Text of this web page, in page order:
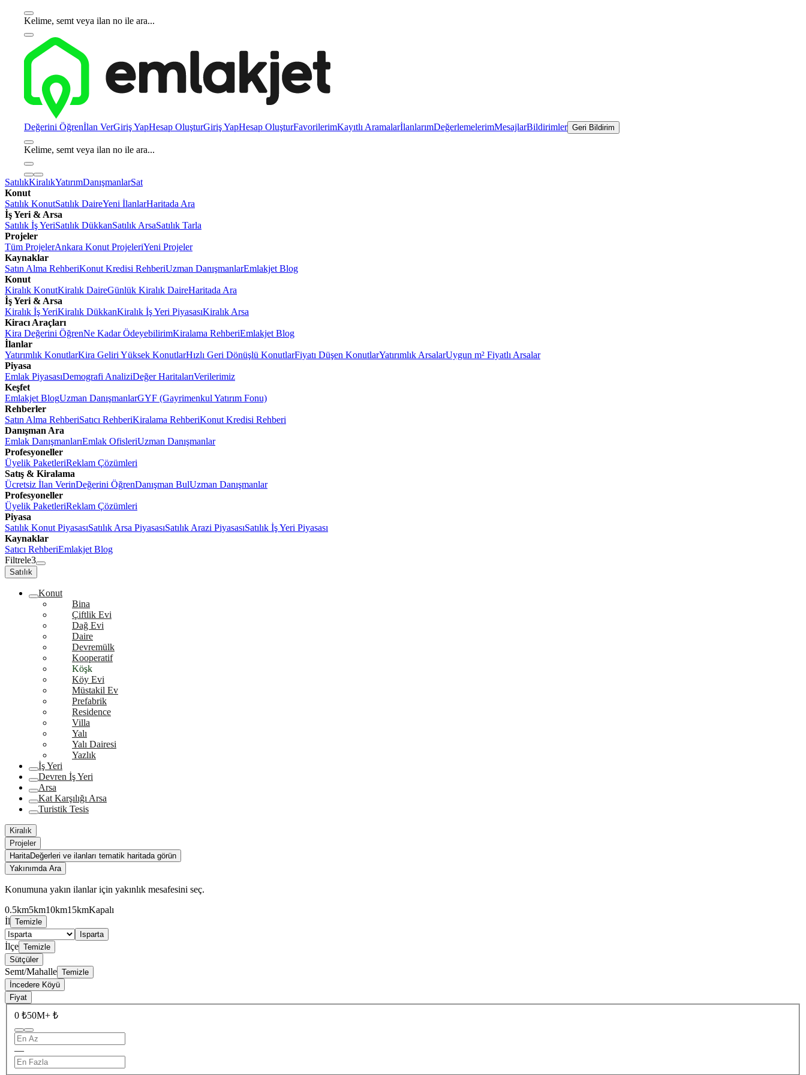
Kelime, semt veya ilan no ile ara...
Değerini Öğrenİlan VerGiriş YapHesap OluşturGiriş YapHesap OluşturFavorilerimKayıtlı AramalarİlanlarımDeğerlemelerimMesajlarBildirimler Geri Bildirim
Kelime, semt veya ilan no ile ara...
SatılıkKiralıkYatırımDanışmanlarSat
Konut
Satılık KonutSatılık DaireYeni İlanlarHaritada Ara
İş Yeri & Arsa
Satılık İş YeriSatılık DükkanSatılık ArsaSatılık Tarla
Projeler
Tüm ProjelerAnkara Konut ProjeleriYeni Projeler
Kaynaklar
Satın Alma RehberiKonut Kredisi RehberiUzman DanışmanlarEmlakjet Blog
Konut
Kiralık KonutKiralık DaireGünlük Kiralık DaireHaritada Ara
İş Yeri & Arsa
Kiralık İş YeriKiralık DükkanKiralık İş Yeri PiyasasıKiralık Arsa
Kiracı Araçları
Kira Değerini ÖğrenNe Kadar ÖdeyebilirimKiralama RehberiEmlakjet Blog
İlanlar
Yatırımlık KonutlarKira Geliri Yüksek KonutlarHızlı Geri Dönüşlü KonutlarFiyatı Düşen KonutlarYatırımlık ArsalarUygun m² Fiyatlı Arsalar
Piyasa
Emlak PiyasasıDemografi AnaliziDeğer HaritalarıVerilerimiz
Keşfet
Emlakjet BlogUzman DanışmanlarGYF (Gayrimenkul Yatırım Fonu)
Rehberler
Satın Alma RehberiSatıcı RehberiKiralama RehberiKonut Kredisi Rehberi
Danışman Ara
Emlak DanışmanlarıEmlak OfisleriUzman Danışmanlar
Profesyoneller
Üyelik PaketleriReklam Çözümleri
Satış & Kiralama
Ücretsiz İlan VerinDeğerini ÖğrenDanışman BulUzman Danışmanlar
Profesyoneller
Üyelik PaketleriReklam Çözümleri
Piyasa
Satılık Konut PiyasasıSatılık Arsa PiyasasıSatılık Arazi PiyasasıSatılık İş Yeri Piyasası
Kaynaklar
Satıcı RehberiEmlakjet Blog
Filtrele3
Satılık
Konut
Bina
Çiftlik Evi
Dağ Evi
Daire
Devremülk
Kooperatif
Köşk
Köy Evi
Müstakil Ev
Prefabrik
Residence
Villa
Yalı
Yalı Dairesi
Yazlık
İş Yeri
Devren İş Yeri
Arsa
Kat Karşılığı Arsa
Turistik Tesis
Kiralık
Projeler
HaritaDeğerleri ve ilanları tematik haritada görün
Yakınımda Ara
Konumuna yakın ilanlar için yakınlık mesafesini seç.
0.5km5km10km15kmKapalı
İl Temizle
Isparta
İlçe Temizle
Sütçüler
Semt/Mahalle Temizle
İncedere Köyü
Fiyat
0 ₺50M+ ₺
—